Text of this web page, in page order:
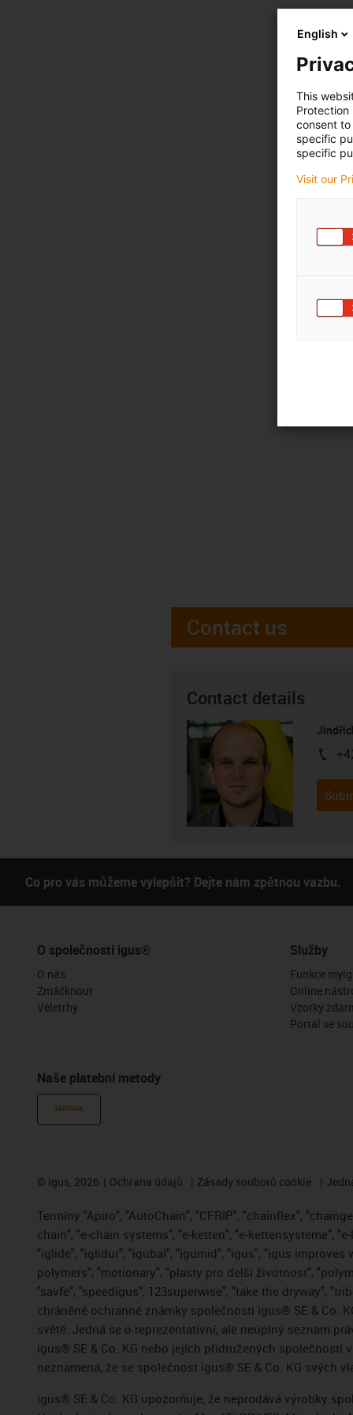
Contact us
Contact details
igus-
Co pro vás můžeme vylepšit? Dejte nám zpětnou vazbu.
O společnosti igus®
O nás
Zmáčknout
Veletrhy
Naše platební metody
FAKTURA
Služby
Funkce
Online
Vzorky
Portál se
© igus, 2026 Ochrana údajů Zásady souborů cookie
Termíny "Apiro", "AutoChain", "CFRIP", "chainflex",
chain", "e-chain systems", "e-ketten", "e-kettensysteme",
"iglide", "iglidur", "igubal", "igumid", "igus", "igus improves
polymers", "motionary", "plasty pro delší životnost",
"savfe", "speedigus", 123superwise", "take the dryway",
chráněné ochranné známky společnosti igus® SE & Co.
světě. Jedná se o reprezentativní, ale neúplný seznam
igus® SE & Co. KG nebo jejích přidružených společností
neznamená, že se společnost igus® SE & Co. KG svých
igus® SE & Co. KG upozorňuje, že neprodává výrobky
English
This
Protection
consent
specific
specific
Visit our